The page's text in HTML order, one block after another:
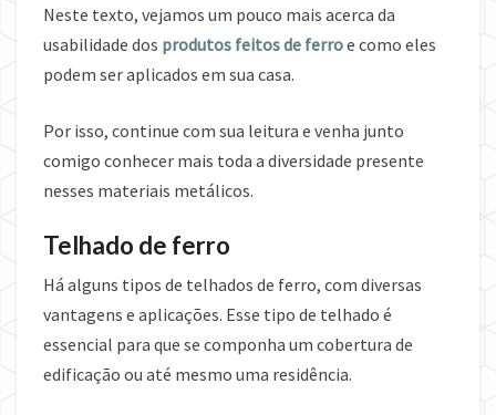
Neste texto, vejamos um pouco mais acerca da
usabilidade dos produtos feitos de ferroe como eles
podem ser aplicados em sua casa.
Por isso, continue com sua leitura e venha junto
comigo conhecer mais toda a diversidade presente
nesses materiais metálicos.
Telhado de ferro
Há alguns tipos de telhados de ferro, com diversas
vantagens e aplicações. Esse tipo de telhado é
essencial para que se componha um cobertura de
edificação ou até mesmo uma residência.